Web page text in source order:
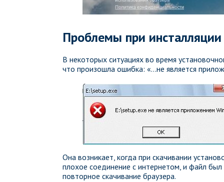
Проблемы при инсталляции
В некоторых ситуациях во время
что произошла ошибка: «…не является
Она возникает, когда при скачивании
плохое соединение с интернетом, и файл
повторное скачивание браузера.